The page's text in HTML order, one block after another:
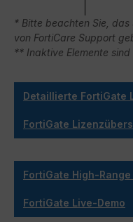
* Bitte beachten Sie, das
von FortiCare Support
** Inaktive Elemente
Detaillierte FortiGate
FortiGate
FortiGate High-
FortiGate Live-Demo